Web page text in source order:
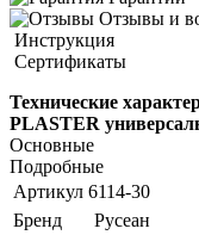
Отзывы и
Инструкция
Сертификаты
Технические
PLASTER
Основные
Подробные
Артикул 6114-30
Бренд
Русеан